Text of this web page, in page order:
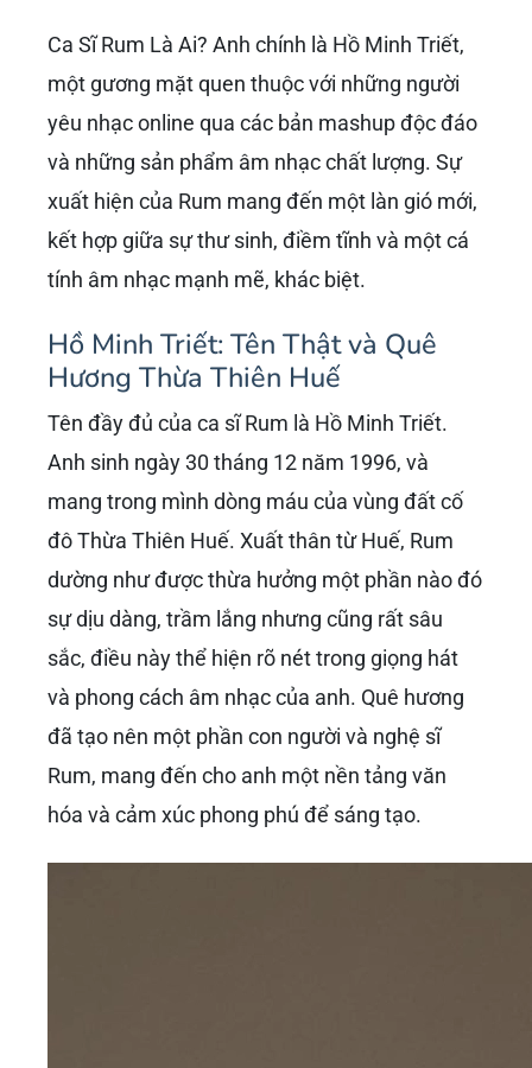
Ca Sĩ Rum Là Ai? Anh chính là Hồ Minh Triết,
một gương mặt quen thuộc với những người
yêu nhạc online qua các bản mashup độc đáo
và những sản phẩm âm nhạc chất lượng. Sự
xuất hiện của Rum mang đến một làn gió mới,
kết hợp giữa sự thư sinh, điềm tĩnh và một cá
tính âm nhạc mạnh mẽ, khác biệt.
Hồ Minh Triết: Tên Thật và Quê
Hương Thừa Thiên Huế
Tên đầy đủ của ca sĩ Rum là Hồ Minh Triết.
Anh sinh ngày 30 tháng 12 năm 1996, và
mang trong mình dòng máu của vùng đất cố
đô Thừa Thiên Huế. Xuất thân từ Huế, Rum
dường như được thừa hưởng một phần nào đó
sự dịu dàng, trầm lắng nhưng cũng rất sâu
sắc, điều này thể hiện rõ nét trong giọng hát
và phong cách âm nhạc của anh. Quê hương
đã tạo nên một phần con người và nghệ sĩ
Rum, mang đến cho anh một nền tảng văn
hóa và cảm xúc phong phú để sáng tạo.